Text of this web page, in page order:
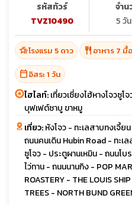
รหัสทัวร์
TVZ10490
จำ
5 วั
hotel_classโรงแรม 5 ดาว restaurant อาหาร 7 มื้อ
calendar_todayอิสระ 1 วัน
ไฮไลท์:เที่ยวเซี่ยงไฮ้หางโจวซู
บุฟเฟต์ชาบู ขาหมู
เที่ยว:หังโจว - ทะเลสาบทงเจี้
ถนนคนเดิน Hubin Road - ทะ
ซูโจว - ประตูผานเหมิน - ถนนโ
ไว่ทาน - ถนนนานกิง - POP
ROASTERY - THE LOUIS
TREES - NORTH BUND